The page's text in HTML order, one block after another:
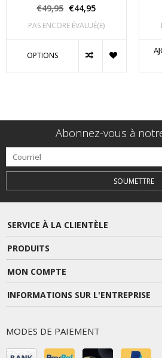
€49,95 €44,95
PAS ENCORE ÉVALUÉ(E)
OPTIONS
Abonnez-vous à
SOUMETTRE
SERVICE À LA CLIENTÈLE
PRODUITS
MON COMPTE
INFORMATIONS SUR L'ENTREPRISE
MODES DE PAIEMENT